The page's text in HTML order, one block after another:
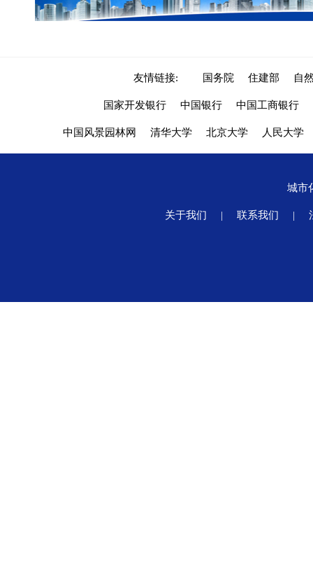
友情链接: 国务院 住建部 自
国家开发银行 中国银行 中国工商银行
中国风景园林网 清华大学 北京大学 人民大学
城市
关于我们 | 联系我们 |